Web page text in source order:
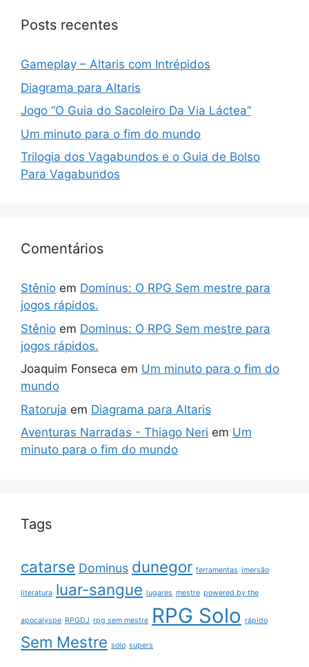
Posts recentes
Gameplay – Altaris com Intrépidos
Diagrama para Altaris
Jogo “O Guia do Sacoleiro Da Via Láctea”
Um minuto para o fim do mundo
Trilogia dos Vagabundos e o Guia de Bolso
Para Vagabundos
Comentários
Stênio em Dominus: O RPG Sem mestre para
jogos rápidos.
Stênio em Dominus: O RPG Sem mestre para
jogos rápidos.
Joaquim Fonseca em Um minuto para o fim do
mundo
Ratoruja em Diagrama para Altaris
Aventuras Narradas - Thiago Neri em Um
minuto para o fim do mundo
Tags
catarse Dominus dunegor ferramentas imersão
literatura luar-sangue lugares mestre powered by the
apocalyspe RPGDJ rpg sem mestre RPG Solo rápido
Sem Mestre solo supers